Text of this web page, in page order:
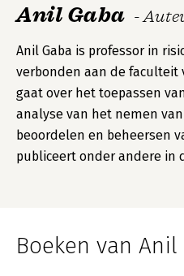
Anil Gaba -
Anil Gaba is professor in
verbonden aan de faculteit
gaat over het toepassen
analyse van het nemen
beoordelen en beheersen
publiceert onder andere in
Boeken van Anil